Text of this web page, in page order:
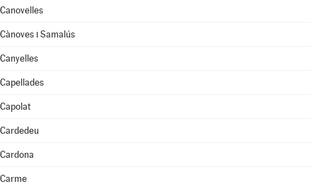
Canovelles
Cànoves i Samalús
Canyelles
Capellades
Capolat
Cardedeu
Cardona
Carme